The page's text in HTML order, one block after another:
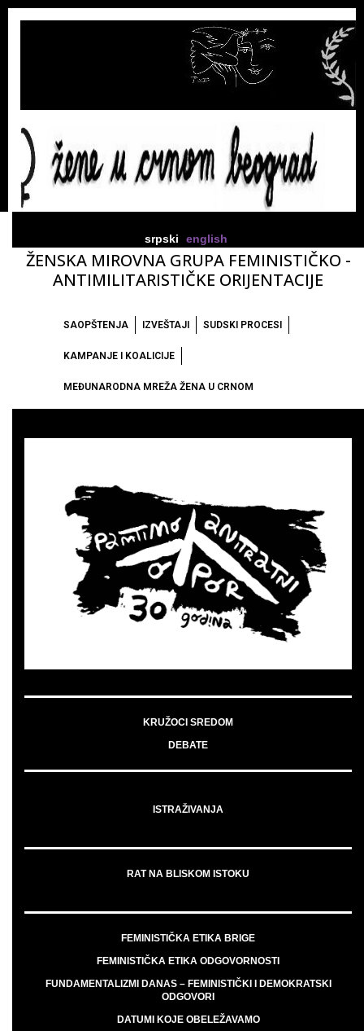
srpski english
ŽENSKA MIROVNA GRUPA FEMINISTIČKO -
ANTIMILITARISTIČKE ORIJENTACIJE
SAOPŠTENJA IZVEŠTAJI SUDSKI PROCESI
KAMPANJE I KOALICIJE
MEĐUNARODNA MREŽA ŽENA U CRNOM
KRUŽOCI SREDOM
DEBATE
ISTRAŽIVANJA
RAT NA BLISKOM ISTOKU
FEMINISTIČKA ETIKA BRIGE
FEMINISTIČKA ETIKA ODGOVORNOSTI
FUNDAMENTALIZMI DANAS – FEMINISTIČKI I DEMOKRATSKI
ODGOVORI
DATUMI KOJE OBELEŽAVAMO